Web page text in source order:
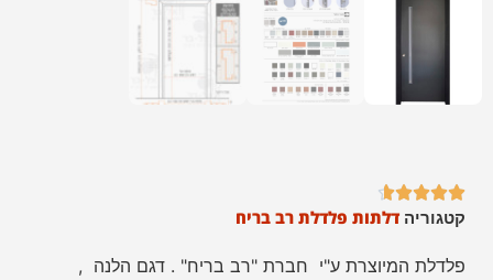





קטגוריה דלתות פלדלת רב בריח
פלדלת המיוצרת ע"י חברת "רב בריח" . דגם הלנה ,